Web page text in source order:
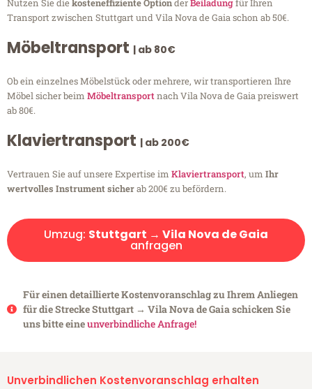
Nutzen Sie diekosteneffiziente OptionderBeiladungfür Ihren
Transport zwischen Stuttgart und Vila Nova de Gaia schon ab 50€.
Möbeltransport | ab 80€
Ob ein einzelnes Möbelstück oder mehrere, wir transportieren Ihre
Möbel sicher beim Möbeltransportnach Vila Nova de Gaia preiswert
ab 80€.
Klaviertransport | ab 200€
Vertrauen Sie auf unsere Expertise im Klaviertransport, um Ihr
wertvolles Instrument sicherab 200€ zu befördern.
Umzug: Stuttgart → Vila Nova de Gaia
anfragen
Für einen detaillierte Kostenvoranschlag zu Ihrem Anliegen
für die Strecke Stuttgart → Vila Nova de Gaia schicken Sie
uns bitte eineunverbindliche Anfrage!
Unverbindlichen Kostenvoranschlag erhalten